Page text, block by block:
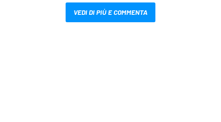
VEDI DI PIÙ E COMMENTA